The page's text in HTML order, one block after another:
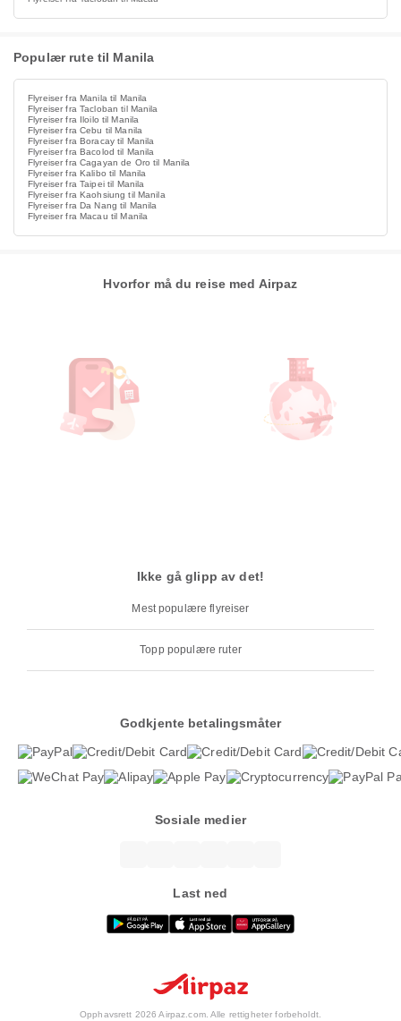
Populær rute til Manila
Flyreiser fra Manila til Manila
Flyreiser fra Tacloban til Manila
Flyreiser fra Iloilo til Manila
Flyreiser fra Cebu til Manila
Flyreiser fra Boracay til Manila
Flyreiser fra Bacolod til Manila
Flyreiser fra Cagayan de Oro til Manila
Flyreiser fra Kalibo til Manila
Flyreiser fra Taipei til Manila
Flyreiser fra Kaohsiung til Manila
Flyreiser fra Da Nang til Manila
Flyreiser fra Macau til Manila
Hvorfor må du reise med Airpaz
Ikke gå glipp av det!
Mest populære flyreiser
Topp populære ruter
Godkjente betalingsmåter
Sosiale medier
Last ned
Opphavsrett 2026 Airpaz.com. Alle rettigheter forbeholdt.